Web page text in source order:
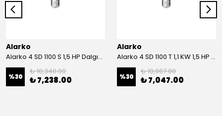
Alarko
Alarko 4 SD 1100 S 1,5 HP Dalgıç Motor
%30
₺ 10,340.00
₺ 7,238.00
Alarko
Alarko 4 SD 1100 T 1,1 KW 1,5 HP Dalgıç Motor
%30
₺ 10,067.00
₺ 7,047.00